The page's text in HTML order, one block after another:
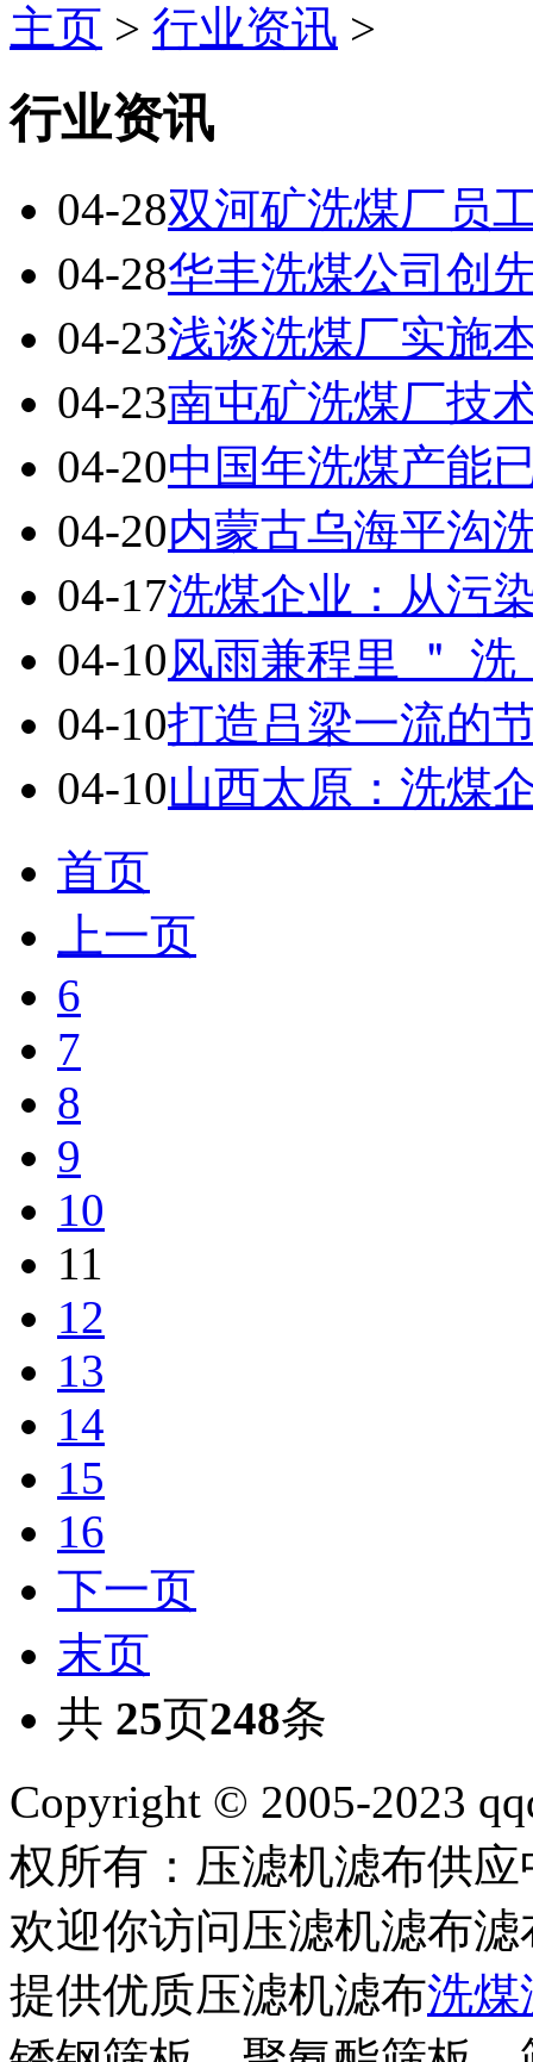
主页 > 行业资讯 >
行业资讯
04-28双河矿洗煤厂员
04-28华丰洗煤公司创
04-23浅谈洗煤厂实施
04-23南屯矿洗煤厂技
04-20中国年洗煤产能
04-20内蒙古乌海平沟
04-17洗煤企业：从污
04-10风雨兼程里 ＂
04-10打造吕梁一流的
04-10山西太原：洗煤
首页
上一页
6
7
8
9
10
11
12
13
14
15
16
下一页
末页
共 25页248条
Copyright © 2005-2023
权所有：压滤机滤布供
欢迎你访问压滤机滤布
提供优质压滤机滤布洗煤